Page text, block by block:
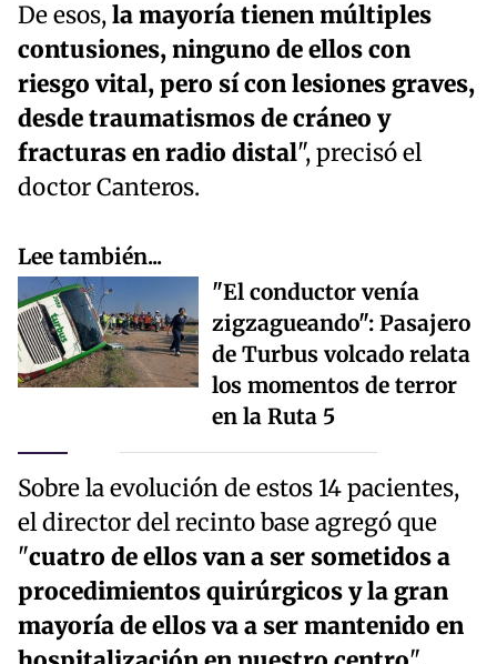
De esos,la mayoría tienen múltiples
contusiones, ninguno de ellos con
riesgo vital, pero sí con lesiones graves,
desde traumatismos de cráneo y
fracturas en radio distal", precisó el
doctor Canteros.
Lee también...
"El conductor venía
zigzagueando": Pasajero
de Turbus volcado relata
los momentos de terror
en la Ruta 5
Sobre la evolución de estos 14 pacientes,
el director del recinto base agregó que
"cuatro de ellos van a ser sometidos a
procedimientos quirúrgicos y la gran
mayoría de ellos va a ser mantenido en